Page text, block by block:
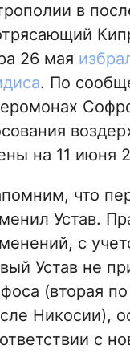
в
26 мая
. По
на 11 июня
что
Устав.
с
Устав не
(вторая
Никосии),
с